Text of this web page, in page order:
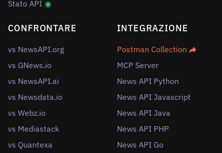
Stato API
CONFRONTARE
vs NewsAPI.org
vs GNews.io
vs NewsAPI.ai
vs Newsdata.io
vs Webz.io
vs Mediastack
vs Quantexa
INTEGRAZIONE
Postman Collection
MCP Server
News API Python
News API Javascript
News API Java
News API PHP
News API Go